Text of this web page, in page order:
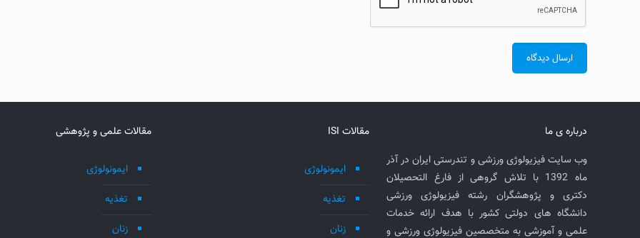
درباره ی ما
وب سایت فیزیولوژی ورزشی و تندرستی ایران در آذر
ماه 1392 با تلاش گروهی از فارغ التحصیلان
دکتری و پژوهشگران رشته فیزیولوژی ورزشی
دانشگاه های دولتی کشور با هدف ارائه خدمات
علمی و آموزشی به متخصصین فیزیولوژی ورزشی و
مقالات ISI
ایمونولوژی
تغذیه
زنان
مقالات علمی و پژوهشی
ایمونولوژی
تغذیه
زنان